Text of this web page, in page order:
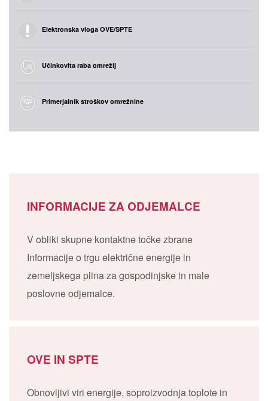
Elektronska vloga OVE/SPTE
Učinkovita raba omrežij
Primerjalnik stroškov omrežnine
INFORMACIJE ZA ODJEMALCE
V obliki skupne kontaktne točke zbrane
Informacije o trgu električne energije in
zemeljskega plina za gospodinjske in male
poslovne odjemalce.
OVE IN SPTE
Obnovljivi viri energije, soproizvodnja toplote in